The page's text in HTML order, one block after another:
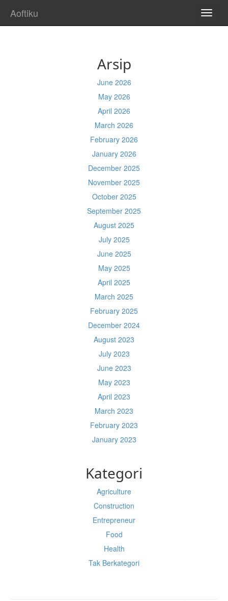
Aoftiku
Arsip
June 2026
May 2026
April 2026
March 2026
February 2026
January 2026
December 2025
November 2025
October 2025
September 2025
August 2025
July 2025
June 2025
May 2025
April 2025
March 2025
February 2025
December 2024
August 2023
July 2023
June 2023
May 2023
April 2023
March 2023
February 2023
January 2023
Kategori
Agriculture
Construction
Entrepreneur
Food
Health
Tak Berkategori